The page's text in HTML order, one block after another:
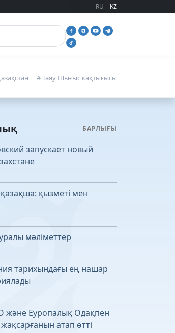
RU KZ
# Таяу Шығыс қақтығысы
БАРЛЫҒЫ
запускает новый
қызметі мен
мәліметтер
тарихындағы ең нашар
және Еуропалық Одақпен
атап өтті